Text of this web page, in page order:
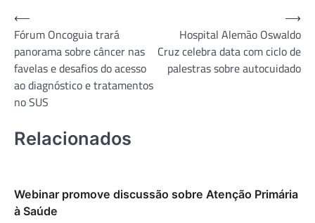
Navegação
de
Post
⟵
Fórum Oncoguia trará
panorama sobre câncer nas
favelas e desafios do acesso
ao diagnóstico e tratamentos
no SUS
Hospital Alemão Oswaldo
Cruz celebra data com ciclo de
palestras sobre autocuidado
⟶
Relacionados
Webinar promove discussão sobre Atenção Primária
à Saúde